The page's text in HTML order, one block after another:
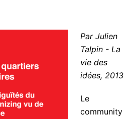
Par Julien
Talpin - La
vie des
idées, 2013
Le
community